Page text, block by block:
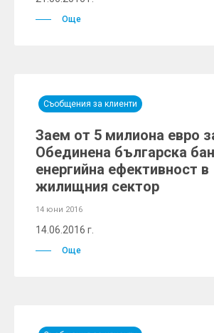
Още
Съобщения за клиенти
Заем от 5 милиона евро
Обединена българска
енергийна ефективност в
жилищния сектор
14 юни 2016
14.06.2016 г.
Още